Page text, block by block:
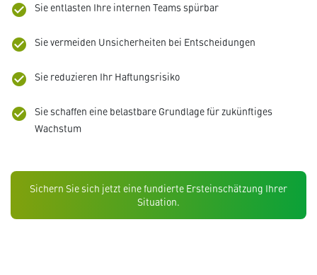
check_circle Sie entlasten Ihre internen Teams spürbar
check_circle Sie vermeiden Unsicherheiten bei Entscheidungen
check_circle Sie reduzieren Ihr Haftungsrisiko
check_circle
Sie schaffen eine belastbare Grundlage für zukünftiges
Wachstum
Sichern Sie sich jetzt eine fundierte Ersteinschätzung Ihrer
Situation.